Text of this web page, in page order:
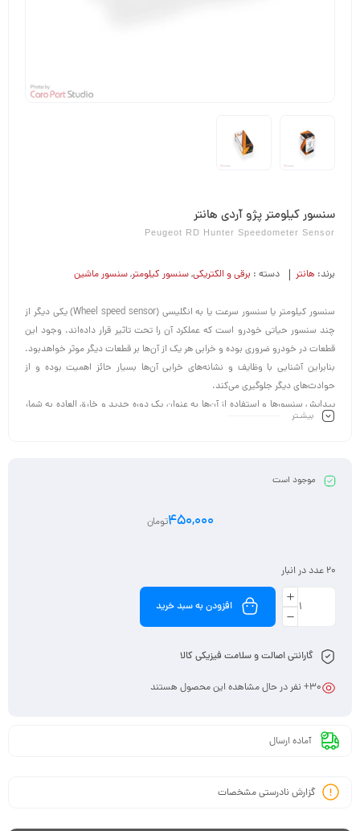
سنسور کیلومتر پژو آردی هانتر
Peugeot RD Hunter Speedometer Sensor
برند: هانتر دسته : برقی و الکتریکی,سنسور کیلومتر,سنسور ماشین
سنسور کیلومتر یا سنسور سرعت یا به انگلیسی (Wheel speed sensor) یکی دیگر از
چند سنسور حیاتی خودرو است که عملکرد آن را تحت تاثیر قرار داده‌اند. وجود این
قطعات در خودرو ضروری بوده و خرابی هر یک از آن‌ها بر قطعات دیگر موثر خواهدبود.
بنابراین آشنایی با وظایف و نشانه‌های خرابی آن‌ها بسیار حائز اهمیت بوده و از
حوادث‌های دیگر جلوگیری می‌کند.
پیدایش سنسورها و استفاده از آن‌ها به عنوان یک دوره جدید و خارق العاده به شمار
می‌آید. بعد از این دوره، ماشین‌ها پیشرفته‌تر و هوشمند‌تر شده و رانندگان با اطمینان
بیشـتر
موجود است
450,000تومان
20 عدد در انبار
افزودن به سبد خرید
گارانتی اصالت و سلامت فیزیکی کالا
30+ نفر در حال مشاهده این محصول هستند
آماده ارسال
گزارش نادرستی مشخصات